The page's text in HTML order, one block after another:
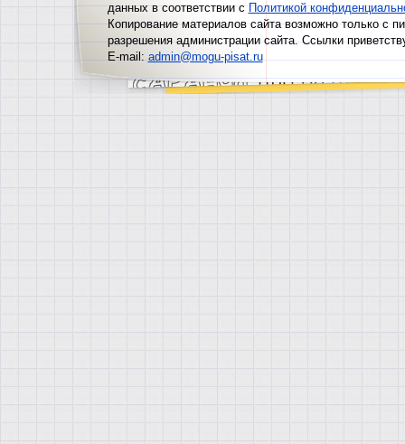
данных в соответствии сПолитикой
Копирование материалов сайта возможно только с
разрешения администрации сайта. Ссылки
E-mail:admin@mogu-pisat.ru